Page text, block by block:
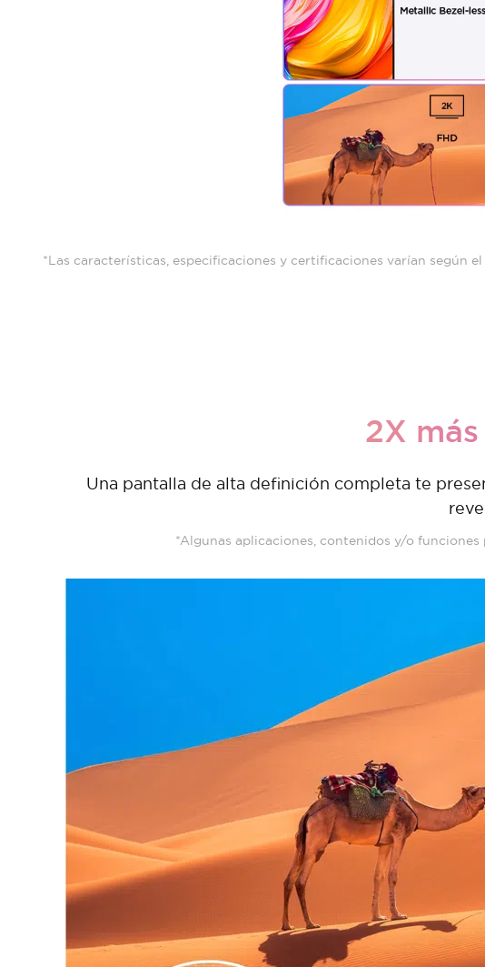
*Las características, especificaciones y certificaciones varían según
2X
Una pantalla de alta definición completa te
*Algunas aplicaciones, contenidos y/o